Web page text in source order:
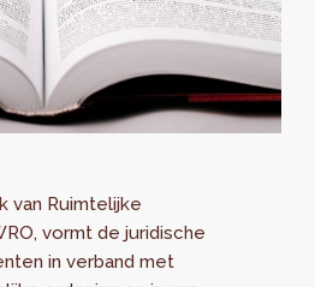
van Ruimtelijke
vormt de juridische
in verband met